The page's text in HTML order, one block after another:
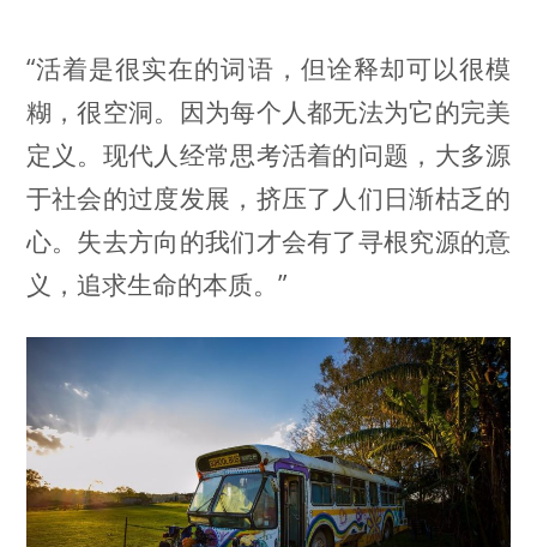
“活着是很实在的词语，但诠释却可以很模
糊，很空洞。因为每个人都无法为它的完美
定义。现代人经常思考活着的问题，大多源
于社会的过度发展，挤压了人们日渐枯乏的
心。失去方向的我们才会有了寻根究源的意
义，追求生命的本质。”